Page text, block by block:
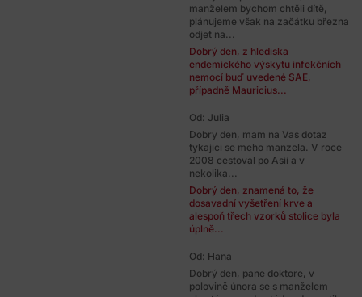
manželem bychom chtěli dítě,
plánujeme však na začátku března
odjet na...
Dobrý den, z hlediska
endemického výskytu infekčních
nemocí buď uvedené SAE,
případně Mauricius...
Od: Julia
Dobry den, mam na Vas dotaz
tykajici se meho manzela. V roce
2008 cestoval po Asii a v
nekolika...
Dobrý den, znamená to, že
dosavadní vyšetření krve a
alespoň třech vzorků stolice byla
úplně...
Od: Hana
Dobrý den, pane doktore, v
polovině února se s manželem